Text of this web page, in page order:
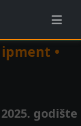
•
2025. godište